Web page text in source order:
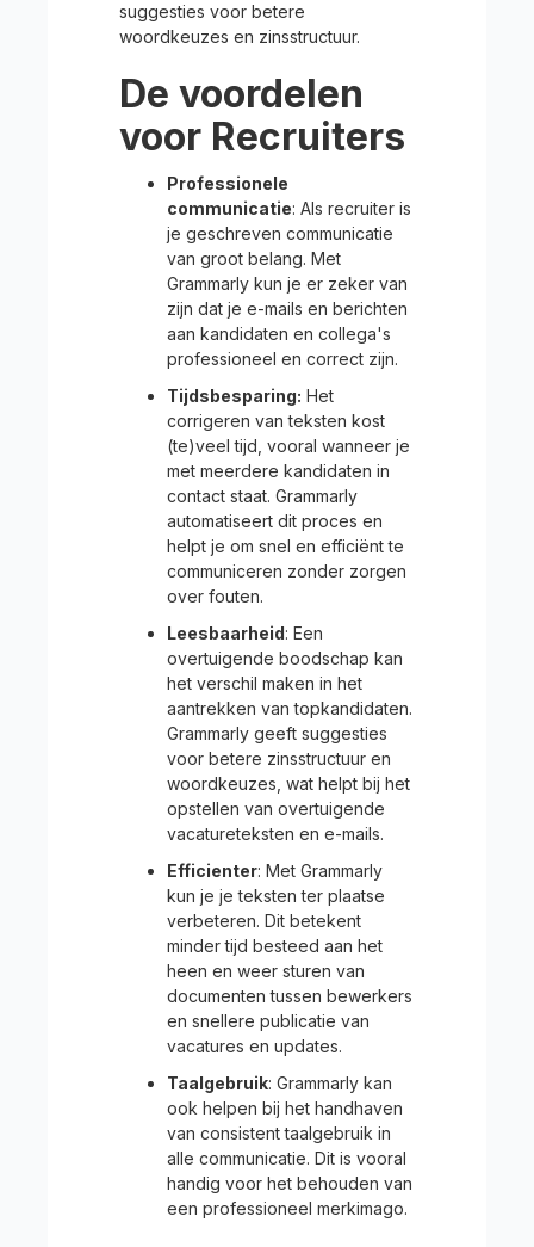
suggesties voor betere
woordkeuzes en zinsstructuur.
De voordelen
voor Recruiters
Professionele
communicatie: Als recruiter is
je geschreven communicatie
van groot belang. Met
Grammarly kun je er zeker van
zijn dat je e-mails en berichten
aan kandidaten en collega's
professioneel en correct zijn.
Tijdsbesparing: Het
corrigeren van teksten kost
(te)veel tijd, vooral wanneer je
met meerdere kandidaten in
contact staat. Grammarly
automatiseert dit proces en
helpt je om snel en efficiënt te
communiceren zonder zorgen
over fouten.
Leesbaarheid: Een
overtuigende boodschap kan
het verschil maken in het
aantrekken van topkandidaten.
Grammarly geeft suggesties
voor betere zinsstructuur en
woordkeuzes, wat helpt bij het
opstellen van overtuigende
vacatureteksten en e-mails.
Efficienter: Met Grammarly
kun je je teksten ter plaatse
verbeteren. Dit betekent
minder tijd besteed aan het
heen en weer sturen van
documenten tussen bewerkers
en snellere publicatie van
vacatures en updates.
Taalgebruik: Grammarly kan
ook helpen bij het handhaven
van consistent taalgebruik in
alle communicatie. Dit is vooral
handig voor het behouden van
een professioneel merkimago.